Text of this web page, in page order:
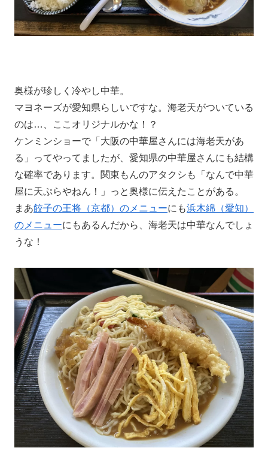
奥様が珍しく冷やし中華。
マヨネーズが愛知県らしいですな。海老天がついている
のは…、ここオリジナルかな！？
ケンミンショーで「大阪の中華屋さんには海老天があ
る」ってやってましたが、愛知県の中華屋さんにも結構
な確率であります。関東もんのアタクシも「なんで中華
屋に天ぷらやねん！」っと奥様に伝えたことがある。
まあ餃子の王将（京都）のメニューにも浜木綿（愛知）
のメニューにもあるんだから、海老天は中華なんでしょ
うな！